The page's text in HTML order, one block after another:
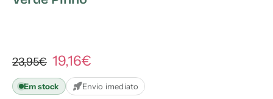
23,95€ 19,16€
Em stock Envio imediato